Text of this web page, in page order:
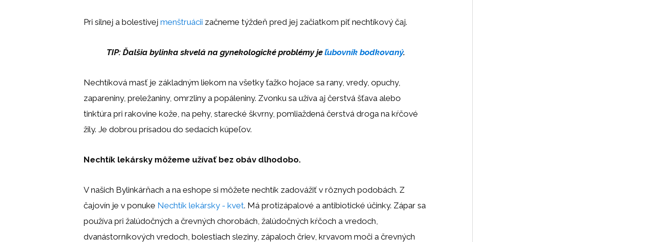
Pri silnej a bolestivej menštruácii začneme týždeň pred jej začiatkom piť nechtíkový čaj.
TIP: Ďalšia bylinka skvelá na gynekologické problémy jeľubovník bodkovaný.
Nechtíková masť je základným liekom na všetky ťažko hojace sa rany, vredy, opuchy,
zapareniny, preležaniny, omrzliny a popáleniny. Zvonku sa užíva aj čerstvá šťava alebo
tinktúra pri rakovine kože, na pehy, starecké škvrny, pomliaždená čerstvá droga na kŕčové
žily. Je dobrou prísadou do sedacích kúpeľov.
Nechtík lekársky môžeme užívať bez obáv dlhodobo.
V našich Bylinkárňach a na eshope si môžete nechtík zadovážiť v rôznych podobách. Z
čajovín je v ponuke Nechtík lekársky - kvet. Má protizápalové a antibiotické účinky. Zápar sa
používa pri žalúdočných a črevných chorobách, žalúdočných kŕčoch a vredoch,
dvanástorníkových vredoch, bolestiach sleziny, zápaloch čriev, krvavom moči a črevných